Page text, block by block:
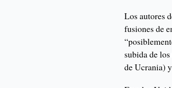
Los autores
fusiones de
subida de
de Ucrania)